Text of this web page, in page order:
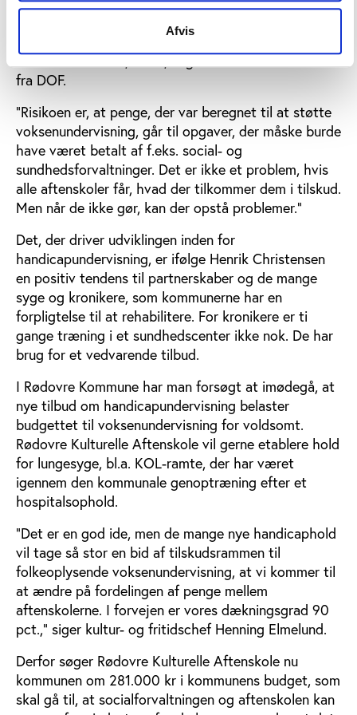
Afvis
opretter handicaphold, der løser behovet for f.eks.
træning i varmt vand eller hensyntagende motion.
Det er en tendens, vi ser,” siger Henrik Christensen
fra DOF.
”Risikoen er, at penge, der var beregnet til at støtte
voksenundervisning, går til opgaver, der måske burde
have været betalt af f.eks. social- og
sundhedsforvaltninger. Det er ikke et problem, hvis
alle aftenskoler får, hvad der tilkommer dem i tilskud.
Men når de ikke gør, kan der opstå problemer.”
Det, der driver udviklingen inden for
handicapundervisning, er ifølge Henrik Christensen
en positiv tendens til partnerskaber og de mange
syge og kronikere, som kommunerne har en
forpligtelse til at rehabilitere. For kronikere er ti
gange træning i et sundhedscenter ikke nok. De har
brug for et vedvarende tilbud.
I Rødovre Kommune har man forsøgt at imødegå, at
nye tilbud om handicapundervisning belaster
budgettet til voksenundervisning for voldsomt.
Rødovre Kulturelle Aftenskole vil gerne etablere hold
for lungesyge, bl.a. KOL-ramte, der har været
igennem den kommunale genoptræning efter et
hospitalsophold.
”Det er en god ide, men de mange nye handicaphold
vil tage så stor en bid af tilskudsrammen til
folkeoplysende voksenundervisning, at vi kommer til
at ændre på fordelingen af penge mellem
aftenskolerne. I forvejen er vores dækningsgrad 90
pct.,” siger kultur- og fritidschef Henning Elmelund.
Derfor søger Rødovre Kulturelle Aftenskole nu
kommunen om 281.000 kr i kommunens budget, som
skal gå til, at socialforvaltningen og aftenskolen kan